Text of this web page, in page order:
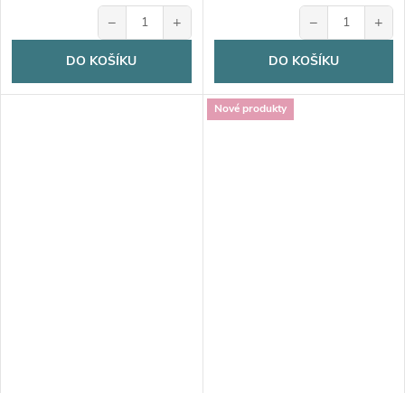
− +
DO KOŠÍKU
− +
DO KOŠÍKU
Nové produkty